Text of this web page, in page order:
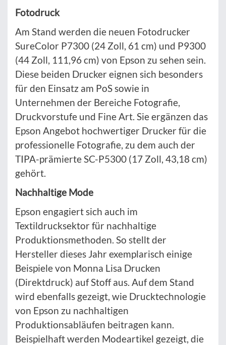
Fotodruck
Am Stand werden die neuen Fotodrucker
SureColor P7300 (24 Zoll, 61 cm) und P9300
(44 Zoll, 111,96 cm) von Epson zu sehen sein.
Diese beiden Drucker eignen sich besonders
für den Einsatz am PoS sowie in
Unternehmen der Bereiche Fotografie,
Druckvorstufe und Fine Art. Sie ergänzen das
Epson Angebot hochwertiger Drucker für die
professionelle Fotografie, zu dem auch der
TIPA-prämierte SC-P5300 (17 Zoll, 43,18 cm)
gehört.
Nachhaltige Mode
Epson engagiert sich auch im
Textildrucksektor für nachhaltige
Produktionsmethoden. So stellt der
Hersteller dieses Jahr exemplarisch einige
Beispiele von Monna Lisa Drucken
(Direktdruck) auf Stoff aus. Auf dem Stand
wird ebenfalls gezeigt, wie Drucktechnologie
von Epson zu nachhaltigen
Produktionsabläufen beitragen kann.
Beispielhaft werden Modeartikel gezeigt, die